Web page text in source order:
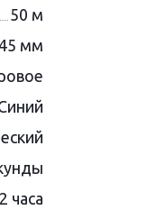
50 м
45 мм
часа